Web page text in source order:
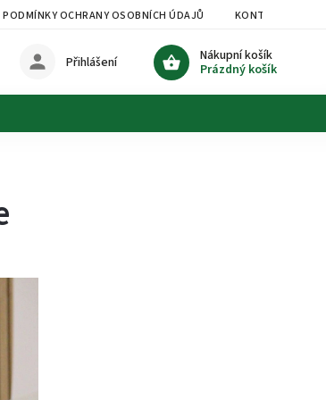
PODMÍNKY OCHRANY OSOBNÍCH ÚDAJŮ KONTAKTY
Nákupní košík
Prázdný košík
Přihlášení